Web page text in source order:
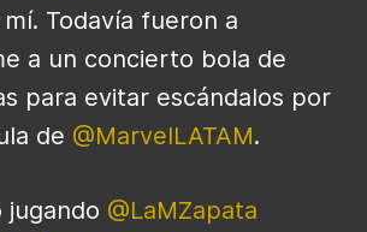
Todavía fueron a
a un concierto bola de
para evitar escándalos por
de @MarvelLATAM.
jugando @LaMZapata